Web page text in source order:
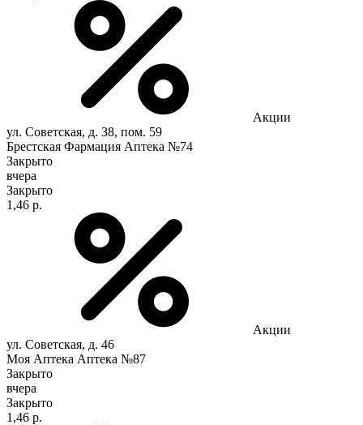
Акции
ул. Советская, д. 38, пом. 59
Брестская Фармация Аптека №74
Закрыто
вчера
Закрыто
1,46 р.
Акции
ул. Советская, д. 46
Моя Аптека Аптека №87
Закрыто
вчера
Закрыто
1,46 р.